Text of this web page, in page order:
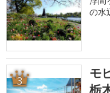
の水
3
モ
栃